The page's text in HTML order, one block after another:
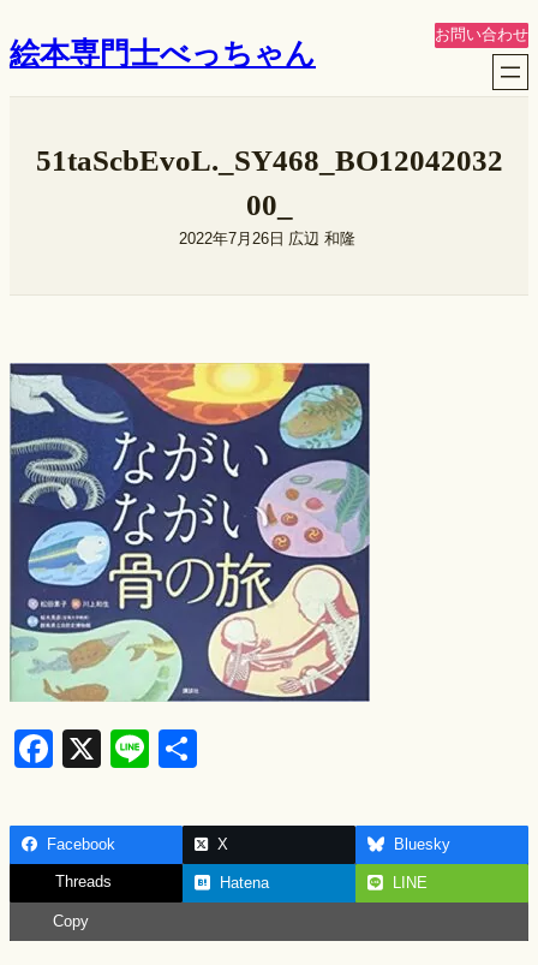
容
絵本専門士べっちゃん
お問い合わせ
51taScbEvoL._SY468_BO12042032
00_
2022年7月26日 広辺 和隆
F
c
e
b
o
X
Li
e
ar
e
Facebook X Bluesky
Threads Hatena LINE
Copy